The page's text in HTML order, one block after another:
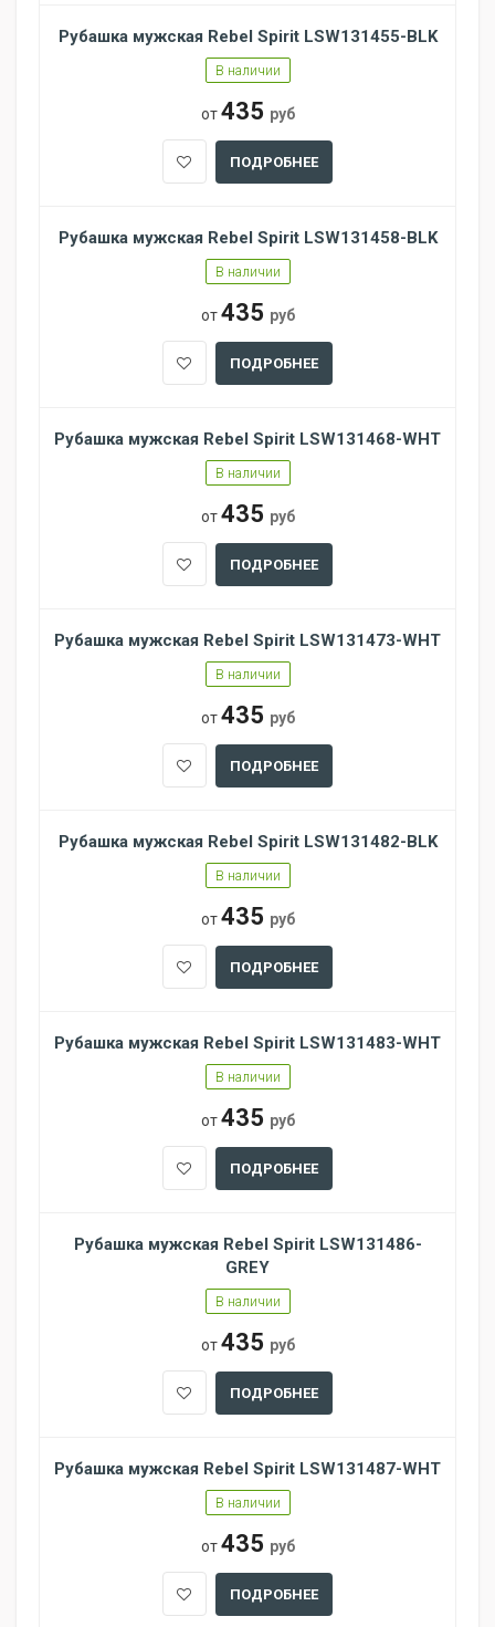
Рубашка мужская Rebel Spirit LSW131455-BLK
В наличии
от435 руб
ПОДРОБНЕЕ
Рубашка мужская Rebel Spirit LSW131458-BLK
В наличии
от435 руб
ПОДРОБНЕЕ
Рубашка мужская Rebel Spirit LSW131468-WHT
В наличии
от435 руб
ПОДРОБНЕЕ
Рубашка мужская Rebel Spirit LSW131473-WHT
В наличии
от435 руб
ПОДРОБНЕЕ
Рубашка мужская Rebel Spirit LSW131482-BLK
В наличии
от435 руб
ПОДРОБНЕЕ
Рубашка мужская Rebel Spirit LSW131483-WHT
В наличии
от435 руб
ПОДРОБНЕЕ
Рубашка мужская Rebel Spirit LSW131486-
GREY
В наличии
от435 руб
ПОДРОБНЕЕ
Рубашка мужская Rebel Spirit LSW131487-WHT
В наличии
от435 руб
ПОДРОБНЕЕ